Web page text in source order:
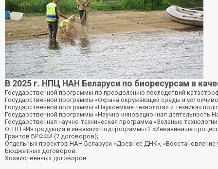
В 2025 г. НПЦ НАН Беларуси по биоресурсам в
Государственной программы по преодолению последствий
Государственной программы «Охрана окружающей среды и
Государственной программы «Наукоемкие технологии и техника»
Государственной программы «Научно-инновационная деятельность
Государственная научно-техническая программа «Зеленые
ОНТП «Интродукция и инвазии» подпрограммы 2 «Инвазивные
Грантов БРФФИ (7 договоров);
Отдельных проектов НАН Беларуси «Древнее ДНК», «Восстановление
Бюджетных договоров;
Хозяйственных договоров.